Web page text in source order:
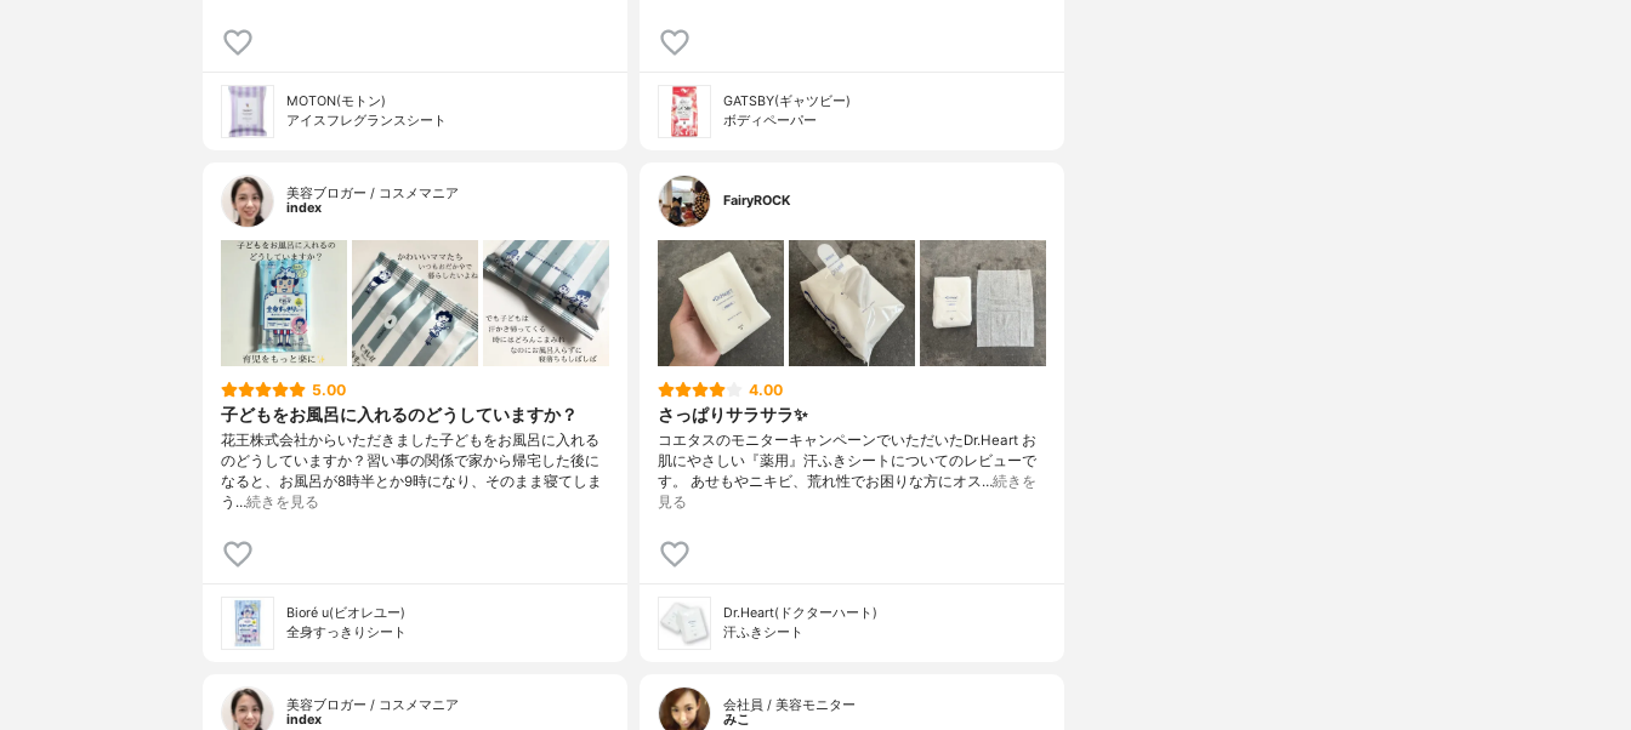
MOTON(モトン)
アイスフレグランスシート
GATSBY(ギャツビー)
ボディペーパー
美容ブロガー / コスメマニア
index
5.00
子どもをお風呂に入れるのどうしていますか？
花王株式会社からいただきました子どもをお風呂に入れる
のどうしていますか？習い事の関係で家から帰宅した後に
なると、お風呂が8時半とか9時になり、そのまま寝てしま
う…続きを見る
Bioré u(ビオレユー)
全身すっきりシート
FairyROCK
4.00
さっぱりサラサラ✨
コエタスのモニターキャンペーンでいただいたDr.Heart お
肌にやさしい『薬用』汗ふきシートについてのレビューで
す。 あせもやニキビ、荒れ性でお困りな方にオス…続きを
見る
Dr.Heart(ドクターハート)
汗ふきシート
美容ブロガー / コスメマニア
index
会社員 / 美容モニター
みこ